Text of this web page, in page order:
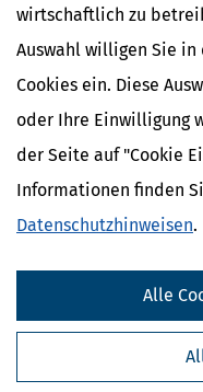
wirtschaftlich zu
Auswahl willigen Sie
Cookies ein. Diese
oder Ihre Einwilligung
der Seite auf "Cookie
Informationen finden
Datenschutzhinweisen.
Alle
Definition und Erklärung
CO2-Steuer - Was ist
Erklärung
NACHDiGAL